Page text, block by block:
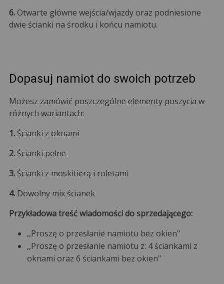
6.Otwarte główne wejścia/wjazdy oraz podniesione
dwie ścianki na środku i końcu namiotu.
Dopasuj namiot do swoich potrzeb
Możesz zamówić poszczególne elementy poszycia w
różnych wariantach:
1.Ścianki z oknami
2.Ścianki pełne
3.Ścianki z moskitierą i roletami
4.Dowolny mix ścianek
Przykładowa treść wiadomości do sprzedającego:
,,Proszę o przesłanie namiotu bez okien"
,,Proszę o przesłanie namiotu z: 4 ściankami z
oknami oraz 6 ściankami bez okien"